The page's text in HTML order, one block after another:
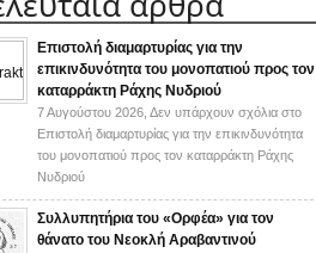
Επιστολή διαμαρτυρίας για την
επικινδυνότητα του μονοπατιού προς τον
καταρράκτη Ράχης Νυδριού
7 Αυγούστου 2026, Δεν υπάρχουν σχόλια στο
Επιστολή διαμαρτυρίας για την επικινδυνότητα
του μονοπατιού προς τον καταρράκτη Ράχης
Νυδριού
Συλλυπητήρια του «Ορφέα» για τον
θάνατο του Νεοκλή Αραβαντινού